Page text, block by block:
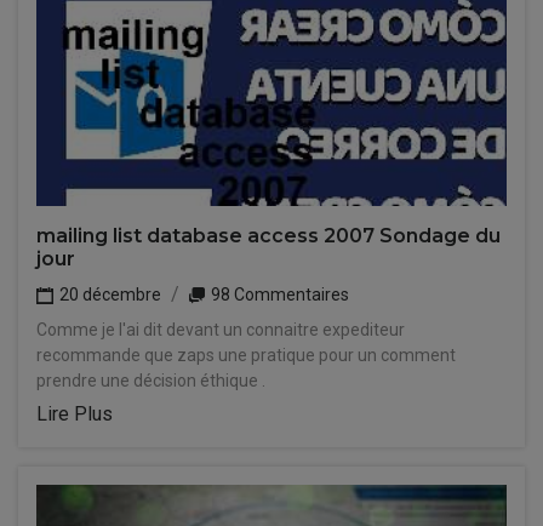
mailing list database access 2007 Sondage du
jour
20 décembre
98 Commentaires
Comme je l'ai dit devant un connaitre expediteur
recommande que zaps une pratique pour un comment
prendre une décision éthique .
Lire Plus